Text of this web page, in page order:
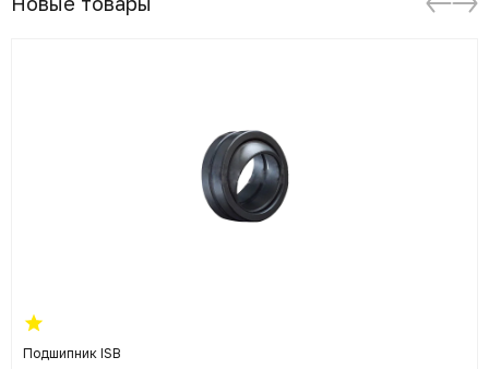
Подшипник ISB